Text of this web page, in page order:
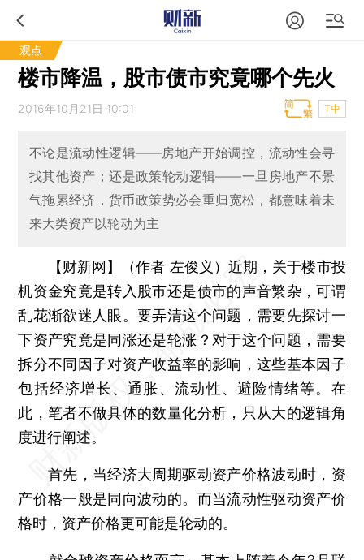
观点
楼市降温，股市债市究竟哪个先火
2016年10月21日 10:01 T中
不论是流动性逻辑——房地产开始调控，流动性会寻
找其他资产；还是政策轮动逻辑——一旦房地产不景
气拖累经济，货币政策势必会重归宽松，都意味着未
来大类资产以轮动为主
【财新网】（作者 左俊义） 近期，关于楼市投
机资金究竟是转入股市还是债市的声音繁杂，可谓
乱花渐欲迷人眼。要弄清这个问题，需要先探讨一
下资产究竟是同涨还是轮涨？对于这个问题，需要
拆分不同因子对资产收益率的影响，这些基本因子
包括经济增长、通胀、流动性、避险情绪等。在
此，笔者不做具体的数量化分析，只从大的逻辑角
度进行阐述。
首先，当经济大周期驱动资产价格波动时，资
产价格一般是同向波动的。而当流动性驱动资产价
格时，资产价格更可能是轮动的。